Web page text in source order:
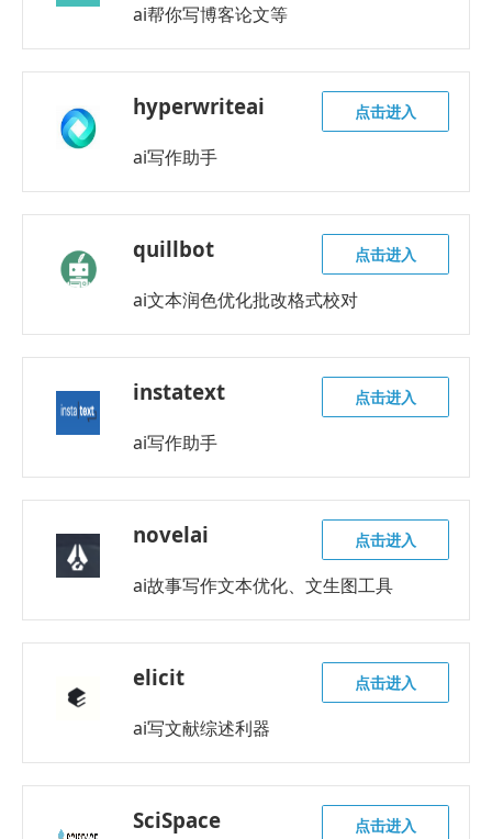
ai帮你写博客论文等
hyperwriteai 点击进入
ai写作助手
quillbot 点击进入
ai文本润色优化批改格式校对
instatext 点击进入
ai写作助手
novelai 点击进入
ai故事写作文本优化、文生图工具
elicit 点击进入
ai写文献综述利器
SciSpace 点击进入